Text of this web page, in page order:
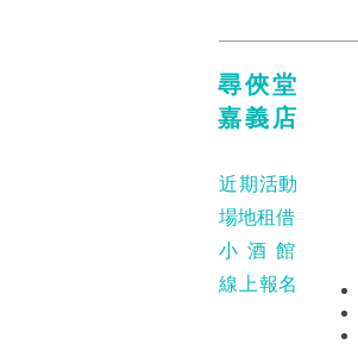
尋俠堂
嘉義店
近期活動
場地租借
小酒 館
線上報名